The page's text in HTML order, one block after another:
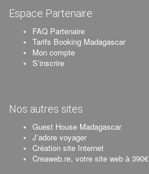
Espace Partenaire
FAQ Partenaire
Tarifs Booking Madagascar
Mon compte
S’inscrire
Nos autres sites
Guest House Madagascar
J’adore voyager
Création site Internet
Creaweb.re, votre site web à 390€